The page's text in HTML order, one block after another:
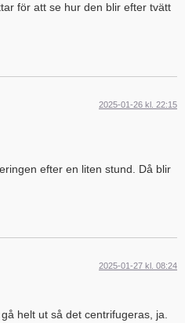
för att se hur den blir efter tvätt
2025-01-26 kl. 22:15
efter en liten stund. Då blir
2025-01-27 kl. 08:24
helt ut så det centrifugeras, ja.